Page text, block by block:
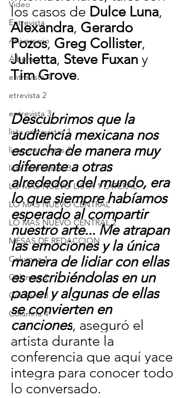
Video
Entrevista
Aniversario
Álbum
entrevista 1
etrevista 2
entrevista 3
lista entrevistas 1
lista entrevistas 2
lista entrevistas 3
LO MAS NUEVO LISTA 1 LATERAL
LO MAS NUEVO CENTRAL
LO MAS NUEVO CENTRAL 2
MESAS DE REDACCION
Columna 1
Columna 2
Columna 3
Columna 4
los casos de Dulce Luna,
Alexandra, Gerardo
Pozos, Greg Collister,
Julietta, Steve Fuxan y
Tim Grove.
Descubrimos que la
audiencia mexicana nos
escucha de manera muy
diferente a otras
alrededor del mundo, era
lo que siempre habíamos
esperado al compartir
nuestro arte... Me atrapan
las emociones y la única
manera de lidiar con ellas
es escribiéndolas en un
papel y algunas de ellas
se convierten en
canciones, aseguró el
artista durante la
conferencia que aquí yace
integra para conocer todo
lo conversado.